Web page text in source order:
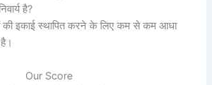
है?
की इकाई स्थापित करने के लिए कम से कम आधा
Our Score